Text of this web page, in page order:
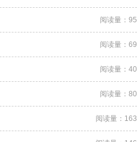
阅读量：95
阅读量：69
阅读量：40
阅读量：80
阅读量：163